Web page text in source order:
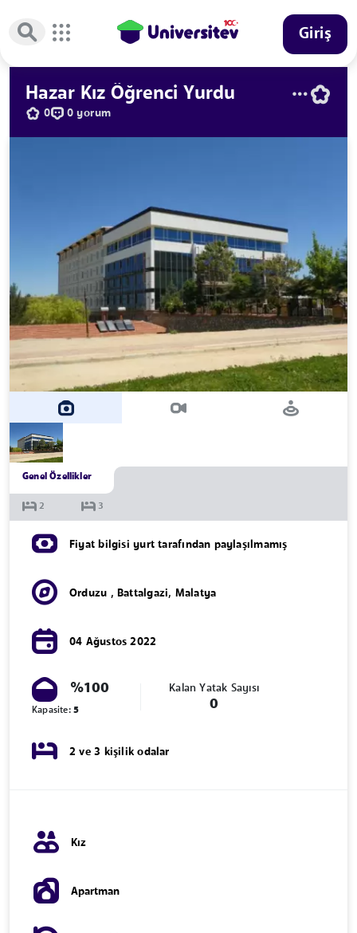
Giriş
Hazar Kız Öğrenci Yurdu
0 0 yorum
Genel Özellikler
Fiyat bilgisi yurt tarafından paylaşılmamış
Orduzu , Battalgazi, Malatya
04 Ağustos 2022
%100
Kapasite: 5
Kalan Yatak Sayısı
0
2 ve 3 kişilik odalar
Kız
Apartman